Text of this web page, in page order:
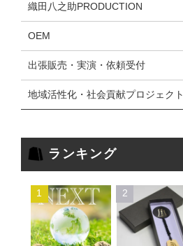
織田八之助PRODUCTION
OEM
出張販売・実演・依頼受付
地域活性化・社会貢献プロジェクト
ランキング
1 2